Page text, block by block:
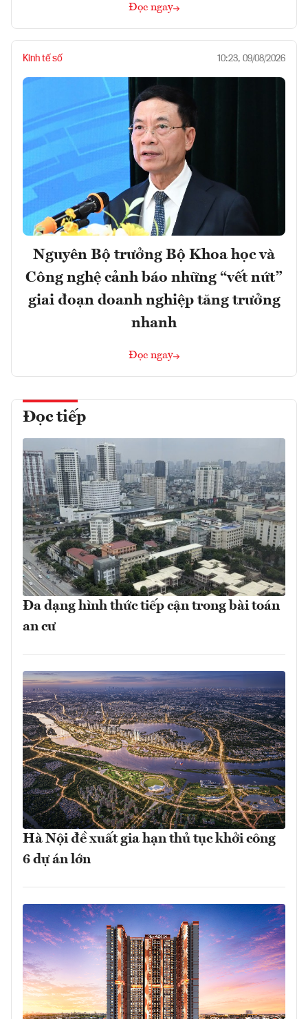
Đọc ngay
Kinh tế số 10:23, 09/08/2026
Nguyên Bộ trưởng Bộ Khoa học và
Công nghệ cảnh báo những “vết nứt”
giai đoạn doanh nghiệp tăng trưởng
nhanh
Đọc ngay
Đọc tiếp
Đa dạng hình thức tiếp cận trong bài toán
an cư
Hà Nội đề xuất gia hạn thủ tục khởi công
6 dự án lớn